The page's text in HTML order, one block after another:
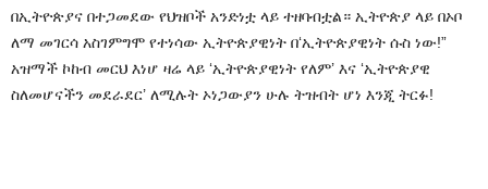
በኢትዮጵያና በተጋመደው የህዝቦች አንድነቷ ላይ ተዘባብቷል። ኢትዮጵያ ላይ በኦቦ
ለማ መገርሳ አስገምግሞ የተነሳው ኢትዮጵያዊነት በ‘ኢትዮጵያዊነት ሱስ ነው!”
አዝማች ኮከብ መርህ እነሆ ዛሬ ላይ ‘ኢትዮጵያዊነት የለም’ እና ‘ኢትዮጵያዊ
ስለመሆናችን መደራደር’ ለሚሉት ኦነጋውያን ሁሉ ትዝብት ሆነ እንጂ ትርፉ!